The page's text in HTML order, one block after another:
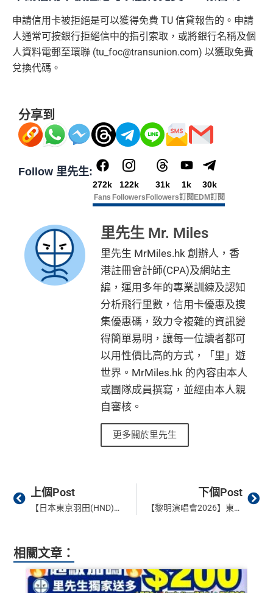
申請信用卡被拒絕是可以獲得免費 TU 信貸報告的。申請
人通常可按銀行拒絕信中的指引索取，或將銀行名稱及個
人資料電郵至環聯 (tu_foc@transunion.com) 以獲取免費
兌換代碼。
分享到
Follow 里先生:
272k
Fans
122k
Followers
31k
Followers
1k
訂閱
30k
EDM訂閱
里先生 Mr. Miles
里先生 MrMiles.hk 創辦人，香
港註冊會計師(CPA)及網站主
編，運用多年的專業訓練及認知
分析飛行里數，信用卡優惠及搜
集優惠碼，致力令複雜的資訊變
得簡單易明，讓每一位讀者都可
以用性價比高的方式，「里」遊
世界。MrMiles.hk 的內容由本人
或團隊成員撰寫，並經由本人親
自審核。
更多關於里先生
Prev
上個Post
【日本東京羽田(HND)國泰貴賓室】實測！必食法式吐司 & 擔擔麵！位置、營業時間與進入資格全攻略
下個Post
【黎明演唱會2026】東亞信用卡優先購票！即睇搶飛攻略／票價／優先購票日期 LEON LAI ROBBABA紅館演唱會2026
相關文章：